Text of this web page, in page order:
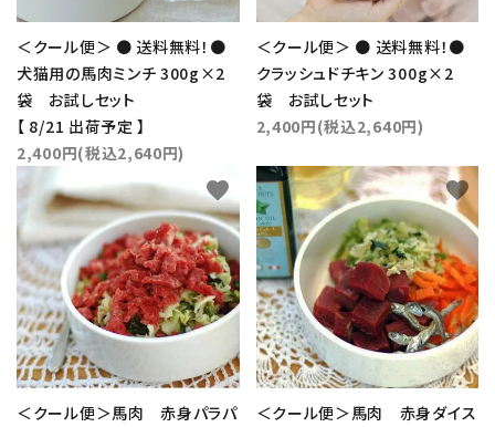
＜クール便＞ ● 送料無料！●
犬猫用の馬肉ミンチ 300g×2
袋 お試しセット
【 8/21 出荷予定 】
2,400円(税込2,640円)
＜クール便＞ ● 送料無料！●
クラッシュドチキン 300g×2
袋 お試しセット
2,400円(税込2,640円)
＜クール便＞馬肉 赤身パラパ
favorite
＜クール便＞馬肉 赤身ダイス
favorite